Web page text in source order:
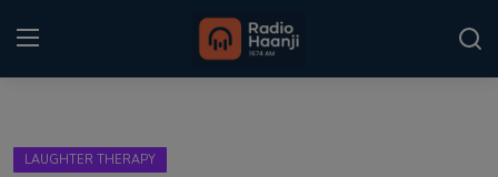
LAUGHTER THERAPY